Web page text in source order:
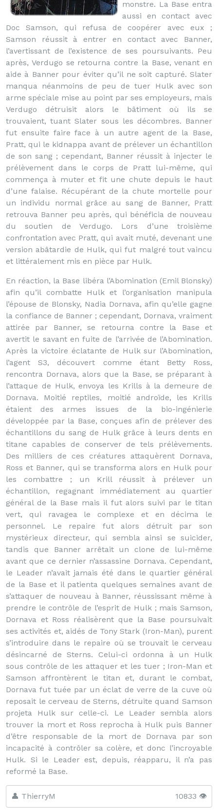
monstre. La Base entra
aussi en contact avec
Doc Samson, qui refusa de coopérer avec eux ;
Samson réussit à entrer en contact avec Banner,
l’avertissant de l’existence de ses poursuivants. Peu
après, Verdugo se retourna contre la Base, venant en
aide à Banner pour éviter qu’il ne soit capturé. Slater
manqua néanmoins de peu de tuer Hulk avec son
arme spéciale mise au point par ses employeurs, mais
Verdugo détruisit alors le bâtiment où ils se
trouvaient, tuant Slater sous les décombres. Banner
fut ensuite faire face à un autre agent de la Base,
Pratt, qui le kidnappa avant de prélever un échantillon
de son sang ; cependant, Banner réussit à injecter le
prélèvement dans le corps de Pratt lui-même, qui
commença à muter et fit une chute depuis le haut
d’une falaise. Récupérant de la chute mortelle pour
un individu normal grâce au sang de Banner, Pratt
retrouva Banner peu après, qui bénéficia de nouveau
du soutien de Verdugo. Lors d’une troisième
confrontation avec Pratt, qui avait muté, devenant une
version abâtardie de Hulk, qui fut malgré tout vaincu
et littéralement mis en pièce par Hulk.
En réaction, la Base libéra l’Abomination (Emil Blonsky)
afin qu’il combatte Hulk et l’organisation manipula
l’épouse de Blonsky, Nadia Dornava, afin qu’elle gagne
la confiance de Banner ; cependant, Dornava, vraiment
attirée par Banner, se retourna contre la Base et
avertit le savant en fuite de l’arrivée de l’Abomination.
Après la victoire éclatante de Hulk sur l’Abomination,
l’agent S3, découvert comme étant Betty Ross,
rencontra Dornava, alors que la Base, se préparant à
l’attaque de Hulk, envoya les Krills à la demeure de
Dornava. Moitié reptiles, moitié androïde, les Krills
étaient des armes issues de la bio-ingénierie
développée par la Base, conçues afin de prélever des
échantillons du sang de Hulk grâce à leurs dents en
titane capables de conserver de tels prélèvements.
Des milliers de ces créatures attaquèrent Dornava,
Ross et Banner, qui se transforma alors en Hulk pour
les combattre ; un Krill réussit à prélever un
échantillon, regagnant immédiatement au quartier
général de la Base mais il fut alors suivi par le titan
vert, qui ravagea le complexe et en décima le
personnel. Le repaire fut alors détruit par son
mystérieux directeur, qui sembla ainsi se suicider,
tandis que Banner arrêtait un clone de lui-même
avant que ce dernier n’assassine Dornava. Cependant,
le Leader n’avait jamais été dans le quartier général
de la Base et il patienta quelques semaines avant de
s’attaquer de nouveau à Banner, réussissant même à
prendre le contrôle de l’esprit de Hulk ; mais Samson,
Dornava et Ross réalisèrent que la Base poursuivait
ses activités et, aidés de Tony Stark (Iron-Man), purent
s’introduire dans le repaire où se trouvait le cerveau
désincarné de Sterns. Celui-ci ordonna à un Hulk
sous contrôle de les attaquer et les tuer ; Iron-Man et
Samson affrontèrent le titan et, durant le combat,
Dornava fut tuée par un éclat de verre de la cuve où
reposait le cerveau de Sterns, détruite quand Samson
projeta Hulk sur celle-ci. Le Leader sembla alors
trouver la mort et Ross reprocha à Hulk puis Banner
d’être responsable de la mort de Dornava par son
incapacité à contrôler sa colère, et donc l’incroyable
Hulk. Si le Leader est, depuis, réapparu, il n’a pas
reformé la Base.
👤 ThierryM 10833 👁️